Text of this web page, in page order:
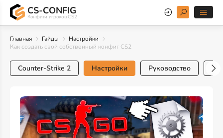
CS-CONFIG
Конфиги игроков CS2
Главная Гайды
Настройки
Как создать свой собственный конфиг CS2
Counter-Strike 2 Настройки Руководство